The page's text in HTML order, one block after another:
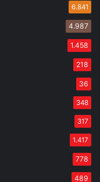
6.841
4.987
1.458
218
36
348
317
1.417
778
489